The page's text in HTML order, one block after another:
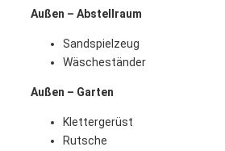
Außen – Abstellraum
Sandspielzeug
Wäscheständer
Außen – Garten
Klettergerüst
Rutsche